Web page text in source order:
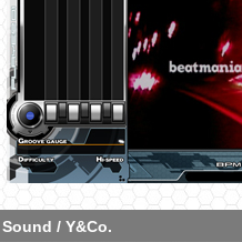
Sound / Y&Co.